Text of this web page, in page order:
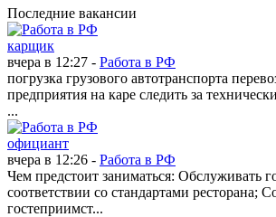
Последние вакансии
карщик
вчера в 12:27 - Работа в РФ
погрузка грузового автотранспорта
предприятия на каре следить за
...
официант
вчера в 12:26 - Работа в РФ
Чем предстоит заниматься: Обслуживать
соответствии со стандартами ресторана;
гостеприимст...